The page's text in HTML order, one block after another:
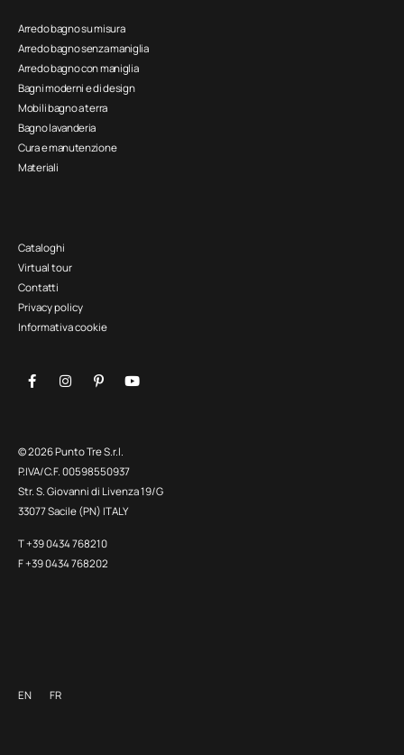
Arredo bagno su misura
Arredo bagno senza maniglia
Arredo bagno con maniglia
Bagni moderni e di design
Mobili bagno a terra
Bagno lavanderia
Cura e manutenzione
Materiali
Cataloghi
Virtual tour
Contatti
Privacy policy
Informativa cookie
© 2026 Punto Tre S.r.l.
P.IVA/C.F. 00598550937
Str. S. Giovanni di Livenza 19/G
33077 Sacile (PN) ITALY
T +39 0434 768210
F +39 0434 768202
EN FR